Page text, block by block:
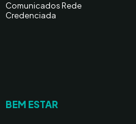
Comunicados Rede
Credenciada
BEM ESTAR